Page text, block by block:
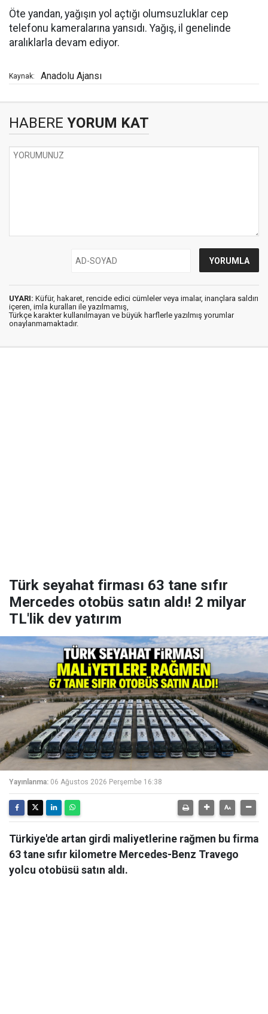
Öte yandan, yağışın yol açtığı olumsuzluklar cep
telefonu kameralarına yansıdı. Yağış, il genelinde
aralıklarla devam ediyor.
Kaynak: Anadolu Ajansı
HABERE YORUM KAT
UYARI: Küfür, hakaret, rencide edici cümleler veya imalar, inançlara saldırı
içeren, imla kuralları ile yazılmamış,
Türkçe karakter kullanılmayan ve büyük harflerle yazılmış yorumlar
onaylanmamaktadır.
Türk seyahat firması 63 tane sıfır
Mercedes otobüs satın aldı! 2 milyar
TL'lik dev yatırım
Yayınlanma: 06 Ağustos 2026 Perşembe 16:38
Türkiye'de artan girdi maliyetlerine rağmen bu firma
63 tane sıfır kilometre Mercedes-Benz Travego
yolcu otobüsü satın aldı.